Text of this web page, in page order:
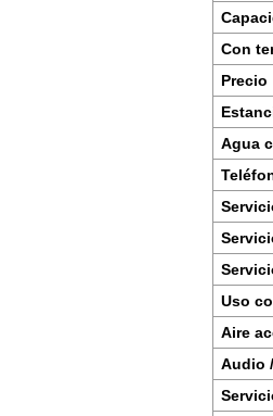
Con
Precio
Agua
Uso
Aire
Audio